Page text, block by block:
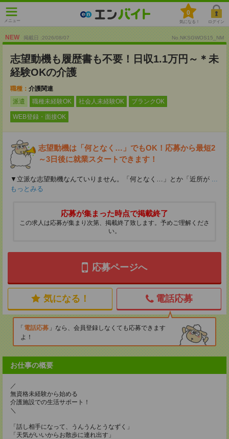
メニュー
0
気になる！ ログイン
NEW 掲載日 :2026/08/07 No.NKSGWOS15_NM
志望動機も履歴書も不要！日収1.1万円～＊未
経験OKの介護
職種： 介護関連
派遣
職種未経験OK 社会人未経験OK ブランクOK
WEB登録・面接OK
志望動機は「何となく…」でもOK！応募から最短2
～3日後に就業スタートできます！
▼立派な志望動機なんていりません。「何となく…」とか「近所が ...
もっとみる
応募が集まった時点で掲載終了
この求人は応募が集まり次第、掲載終了致します。予めご理解くださ
い。
応募ページへ
気になる！ 電話応募
電話応募
なら、会員登録しなくても応募できます
よ！
お仕事の概要
／
無資格未経験から始める
介護施設での生活サポート！
＼
「話し相手になって、うんうんとうなずく」
「天気がいいからお散歩に連れ出す」